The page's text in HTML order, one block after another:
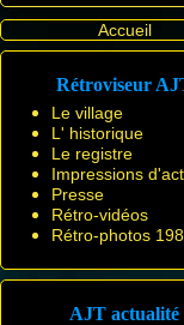
Accueil
Rétroviseur
Le village
L' historique
Le registre
Impressions
Presse
Rétro-vidéos
Rétro-photos
AJT actualité